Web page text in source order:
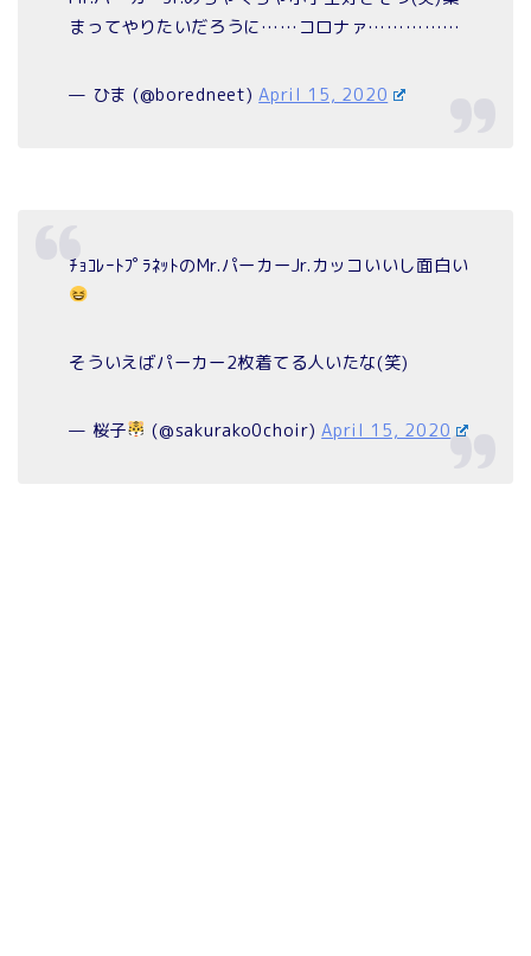
まってやりたいだろうに……コロナァ……………
— ひま (@boredneet)April 15, 2020
ﾁｮｺﾚｰﾄﾌﾟﾗﾈｯﾄのMr.パーカーJr.カッコいいし面白い
そういえばパーカー2枚着てる人いたな(笑)
— 桜子 (@sakurako0choir)April 15, 2020